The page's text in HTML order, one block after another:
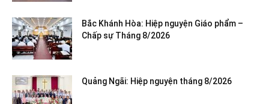
Bắc Khánh Hòa: Hiệp nguyện Giáo phẩm –
Chấp sự Tháng 8/2026
Quảng Ngãi: Hiệp nguyện tháng 8/2026